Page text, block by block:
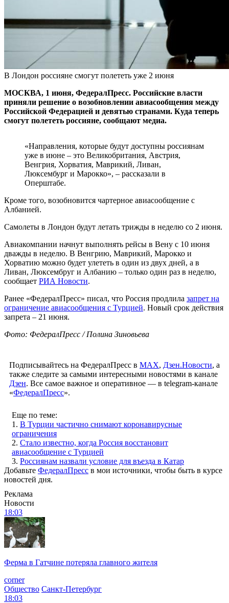
В Лондон россияне смогут полететь уже 2 июня
МОСКВА, 1 июня, ФедералПресс. Российские власти
приняли решение о возобновлении авиасообщения между
Российской Федерацией и девятью странами. Куда теперь
смогут полететь россияне, сообщают медиа.
«Направления, которые будут доступны россиянам
уже в июне – это Великобритания, Австрия,
Венгрия, Хорватия, Маврикий, Ливан,
Люксембург и Марокко», – рассказали в
Оперштабе.
Кроме того, возобновится чартерное авиасообщение с
Албанией.
Самолеты в Лондон будут летать трижды в неделю со 2 июня.
Авиакомпании начнут выполнять рейсы в Вену с 10 июня
дважды в неделю. В Венгрию, Маврикий, Марокко и
Хорватию можно будет улететь в один из двух дней, а в
Ливан, Люксембруг и Албанию – только один раз в неделю,
сообщает РИА Новости.
Ранее «ФедералПресс» писал, что Россия продлила запрет на
ограничение авиасообщения с Турцией. Новый срок действия
запрета – 21 июня.
Фото: ФедералПресс / Полина Зиновьева
Подписывайтесь на ФедералПресс в МАХ, Дзен.Новости, а
также следите за самыми интересными новостями в канале
Дзен. Все самое важное и оперативное — в telegram-канале
«ФедералПресс».
Еще по теме:
1. В Турции частично снимают коронавирусные
ограничения
2. Стало известно, когда Россия восстановит
авиасообщение с Турцией
3. Россиянам назвали условие для въезда в Катар
Добавьте ФедералПресс в мои источники, чтобы быть в курсе
новостей дня.
Реклама
Новости
18:03
Ферма в Гатчине потеряла главного жителя
corner
Общество Санкт-Петербург
18:03